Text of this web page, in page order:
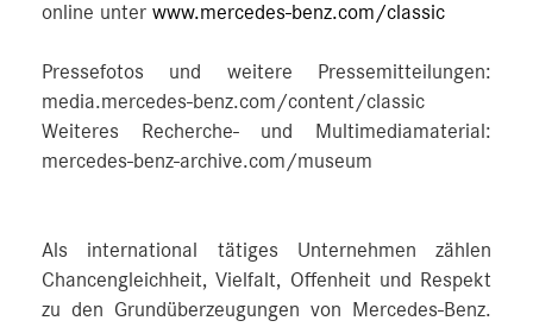
online unter www.mercedes-benz.com/classic
Pressefotos und weitere Pressemitteilungen:
media.mercedes-benz.com/content/classic
Weiteres Recherche- und Multimediamaterial:
mercedes-benz-archive.com/museum
Als international tätiges Unternehmen zählen
Chancengleichheit, Vielfalt, Offenheit und Respekt
zu den Grundüberzeugungen von Mercedes-Benz.